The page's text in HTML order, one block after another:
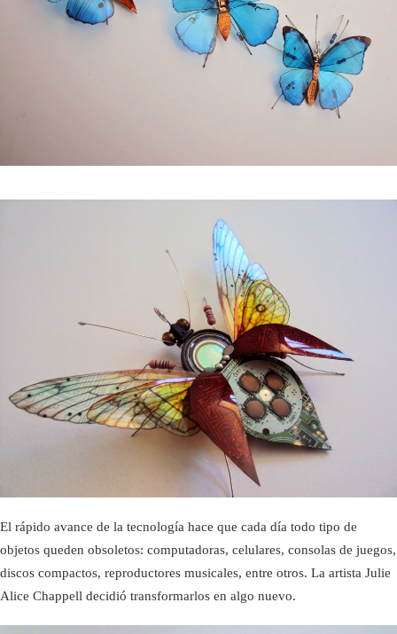
El rápido avance de la tecnología hace que cada día todo tipo de
objetos queden obsoletos: computadoras, celulares, consolas de juegos,
discos compactos, reproductores musicales, entre otros. La artista Julie
Alice Chappell decidió transformarlos en algo nuevo.